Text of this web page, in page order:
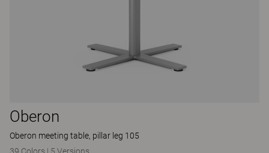
Oberon
Oberon meeting table, pillar leg 105